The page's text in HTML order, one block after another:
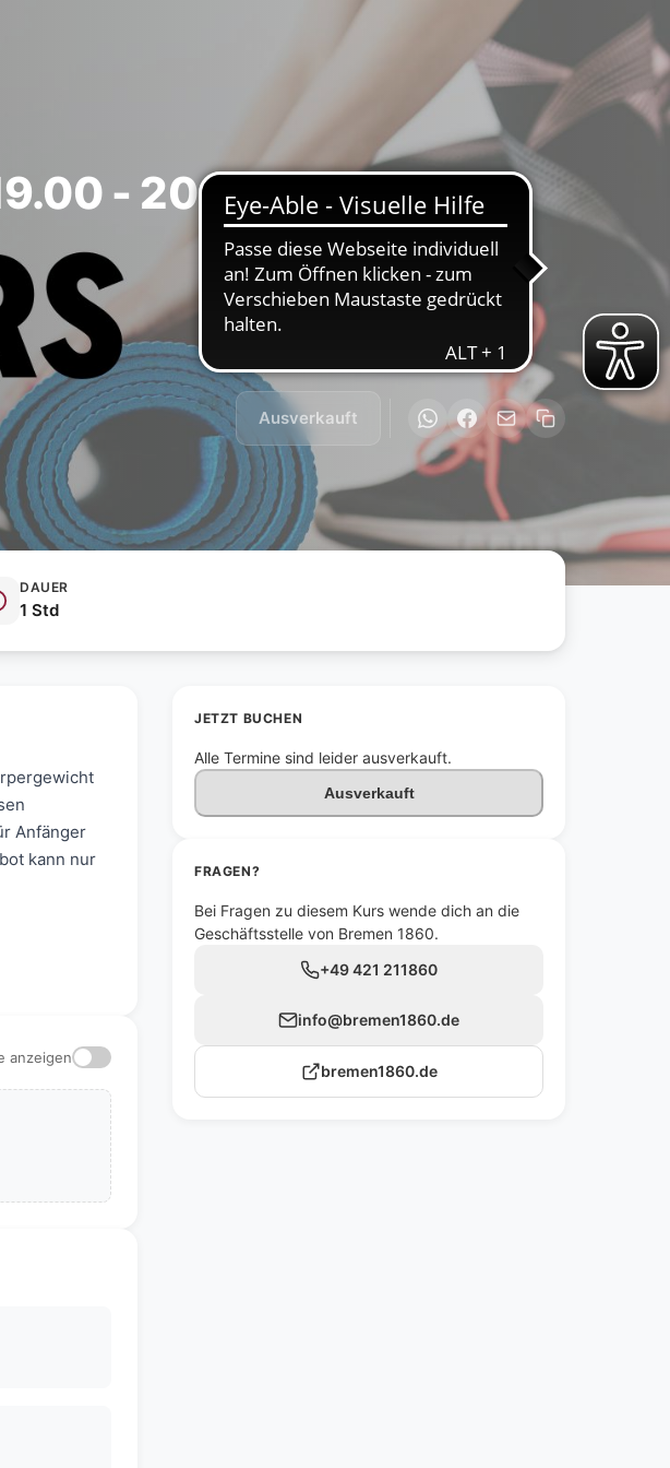
- 20.00 Uhr (06.07. -
Ausverkauft
DAUER
1 Std
Anfänger
kann nur
anzeigen
JETZT BUCHEN
Alle Termine sind leider ausverkauft.
Ausverkauft
FRAGEN?
Bei Fragen zu diesem Kurs wende dich an die
Geschäftsstelle von Bremen 1860.
+49 421 211860
info@bremen1860.de
bremen1860.de